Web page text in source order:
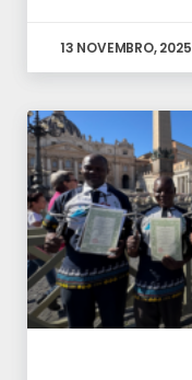
13 NOVEMBRO, 2025